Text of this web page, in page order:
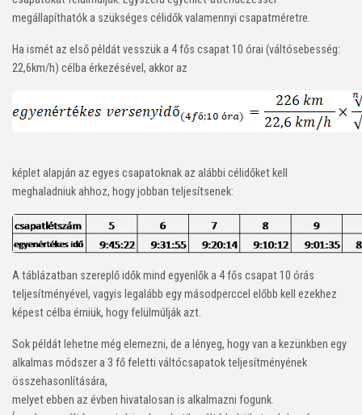
megállapíthatók a szükséges célidők valamennyi csapatméretre.
Ha ismét az első példát vesszük a 4 fős csapat 10 órai (váltósebesség:
22,6km/h) célba érkezésével, akkor az
képlet alapján az egyes csapatoknak az alábbi célidőket kell
meghaladniuk ahhoz, hogy jobban teljesítsenek:
A táblázatban szereplő idők mind egyenlők a 4 fős csapat 10 órás
teljesítményével, vagyis legalább egy másodperccel előbb kell ezekhez
képest célba érniük, hogy felülmúlják azt.
Sok példát lehetne még elemezni, de a lényeg, hogy van a kezünkben egy
alkalmas módszer a 3 fő feletti váltócsapatok teljesítményének
összehasonlítására,
melyet ebben az évben hivatalosan is alkalmazni fogunk.